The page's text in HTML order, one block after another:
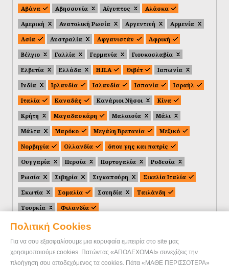
Πολιτική Cookies
Για να σου εξασφαλίσουμε μια κορυφαία εμπειρία στο site μας
χρησιμοποιούμε cookies. Πατώντας «ΑΠΟΔΕΧΟΜΑΙ» συνεχίζεις την
πλοήγηση σου αποδεχόμενος τα cookies. Πάτα «ΜΑΘΕ ΠΕΡΙΣΣΟΤΕΡΑ»
Αβάνα Αβησσυνία Αίγυπτος
Αλάσκα
Αμερική
Ανατολική Ρωσία Αργεντινή
Αρμενία
Ασία
Αυστραλία Αφγανιστάν
Αφρική
Βέλγιο
Γαλλία Γερμανία
Γιουκοσλαβία
Ελβετία
Ελλάδα Η.Π.Α Θιβέτ
Ιαπωνία
Ινδία
Ιρλανδία Ισλανδία Ισπανία
Ισραήλ
Ιταλία
Καναδάς Κανάριοι Νήσοι
Κίνα
Κρήτη
Μαγαδασκάρη Μαλαισία
Μάλι
Μάλτα
Μαρόκο Μεγάλη Βρετανία
Μεξικό
Νορβηγία
Ολλανδία
όπου γης και πατρίς
Ουγγαρία
Περσία Πορτογαλία
Ροδεσία
Ρωσία
Σιβηρία Σιγκαπούρη
Σικελία Ιταλία
Σκωτία
Σομαλία Σουηδία
Ταιλάνδη
Τουρκία
Φιλανδία